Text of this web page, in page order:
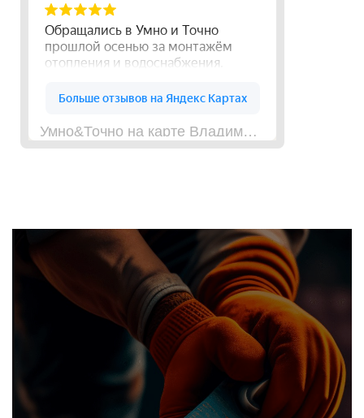
Умно&Точно на карте Владимирской области — Яндекс Карты